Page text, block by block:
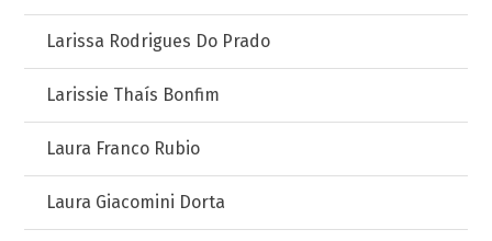
Larissa Rodrigues Do Prado
Larissie Thaís Bonfim
Laura Franco Rubio
Laura Giacomini Dorta